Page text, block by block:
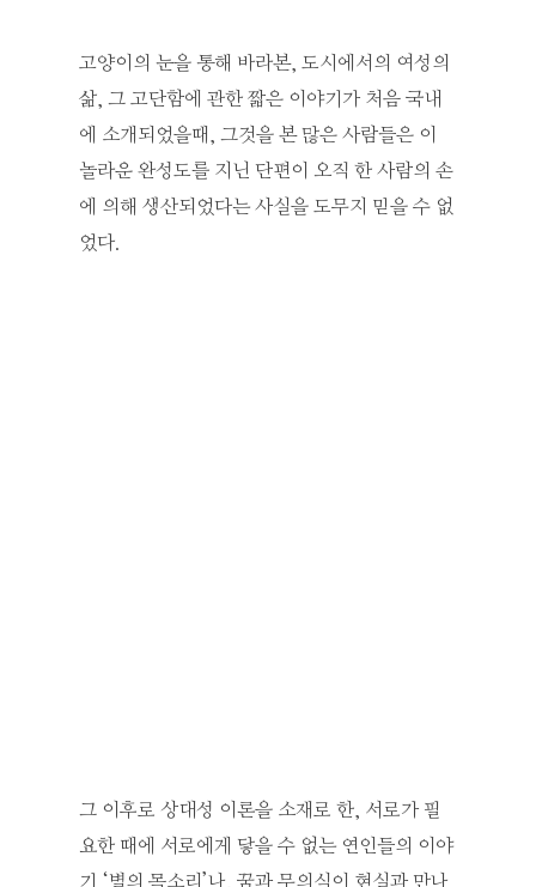
고양이의 눈을 통해 바라본, 도시에서의 여성의
삶, 그 고단함에 관한 짧은 이야기가 처음 국내
에 소개되었을때, 그것을 본 많은 사람들은 이
놀라운 완성도를 지닌 단편이 오직 한 사람의 손
에 의해 생산되었다는 사실을 도무지 믿을 수 없
었다.
그 이후로 상대성 이론을 소재로 한, 서로가 필
요한 때에 서로에게 닿을 수 없는 연인들의 이야
기 ‘별의 목소리’나, 꿈과 무의식이 현실과 만나